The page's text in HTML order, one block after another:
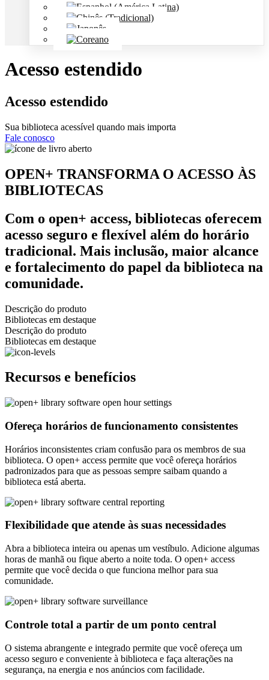
Acesso estendido
Acesso estendido
Sua biblioteca acessível quando mais importa
Fale conosco
OPEN+ TRANSFORMA O ACESSO ÀS
BIBLIOTECAS
Com o open+ access, bibliotecas oferecem
acesso seguro e flexível além do horário
tradicional. Mais inclusão, maior alcance
e fortalecimento do papel da biblioteca na
comunidade.
Descrição do produto
Bibliotecas em destaque
Descrição do produto
Bibliotecas em destaque
Recursos e benefícios
Ofereça horários de funcionamento consistentes
Horários inconsistentes criam confusão para os membros de sua
biblioteca. O open+ access permite que você ofereça horários
padronizados para que as pessoas sempre saibam quando a
biblioteca está aberta.
Flexibilidade que atende às suas necessidades
Abra a biblioteca inteira ou apenas um vestíbulo. Adicione algumas
horas de manhã ou fique aberto a noite toda. O open+ access
permite que você decida o que funciona melhor para sua
comunidade.
Controle total a partir de um ponto central
O sistema abrangente e integrado permite que você ofereça um
acesso seguro e conveniente à biblioteca e faça alterações na
segurança, na energia e nos anúncios com facilidade.